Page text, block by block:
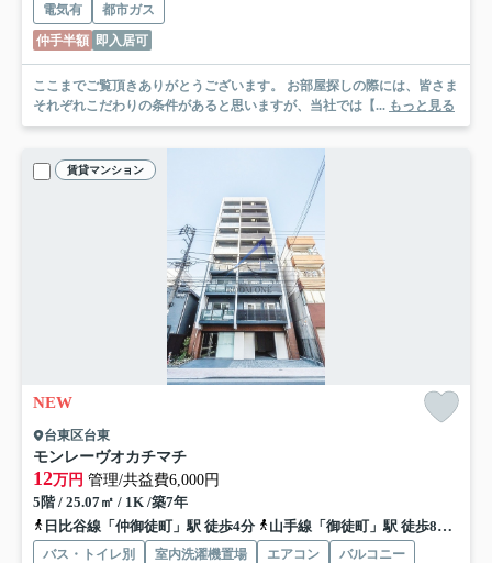
電気有
都市ガス
仲手半額 即入居可
ここまでご覧頂きありがとうございます。 お部屋探しの際には、皆さま
それぞれこだわりの条件があると思いますが、当社では【... もっと見る
賃貸マンション
NEW
台東区台東
モンレーヴオカチマチ
12万円 管理/共益費6,000円
5階 / 25.07㎡ / 1K /築7年
日比谷線「仲御徒町」駅 徒歩4分
山手線「御徒町」駅 徒歩8分
バス・トイレ別 室内洗濯機置場 エアコン
バルコニー